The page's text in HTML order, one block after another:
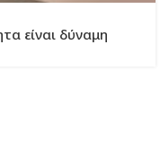
είναι δύναμη